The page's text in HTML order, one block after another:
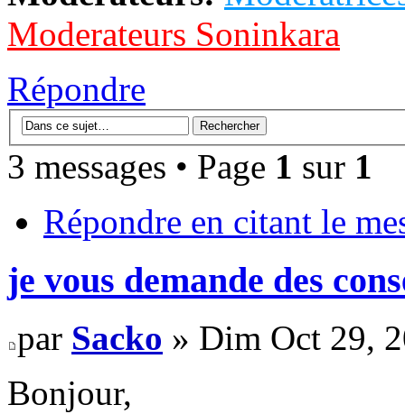
Moderateurs Soninkara
Répondre
3 messages • Page 1 sur 1
Répondre en citant le
je vous demande des
par Sacko » Dim Oct 29,
Bonjour,